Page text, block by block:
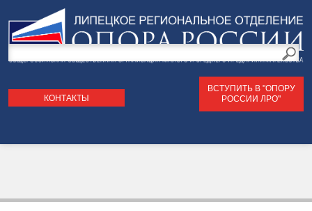
поискаКОНТАКТЫ
ВСТУПИТЬ В "ОПОРУ
РОССИИ ЛРО"